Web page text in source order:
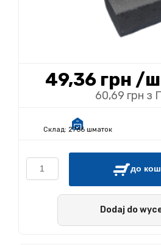
49,36 грн /
60,69 грн з
Склад: 2766 шматок
до
Dodaj do